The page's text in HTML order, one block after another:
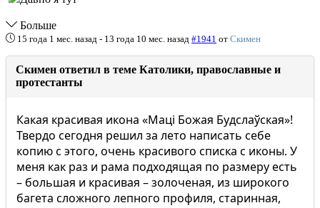
Больше
15 года 1 мес. назад - 13 года 10 мес. назад #1941 от Скимен
Скимен ответил в теме Католики, православные и
протестанты
Какая красивая икона «Маці Божая Будслаўская»!
Твердо сегодня решил за лето написать себе
копию с этого, очень красивого списка с иконы. У
меня как раз и рама подходящая по размеру есть
– большая и красивая – золоченая, из широкого
багета сложного лепного профиля, старинная,